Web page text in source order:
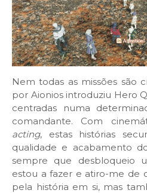
Nem todas as missões são
por Aionios introduziu Hero
centradas numa
comandante. Com
acting, estas histórias
qualidade e acabamento
sempre que desbloqueio
estou a fazer e atiro-me de
pela história em si, mas